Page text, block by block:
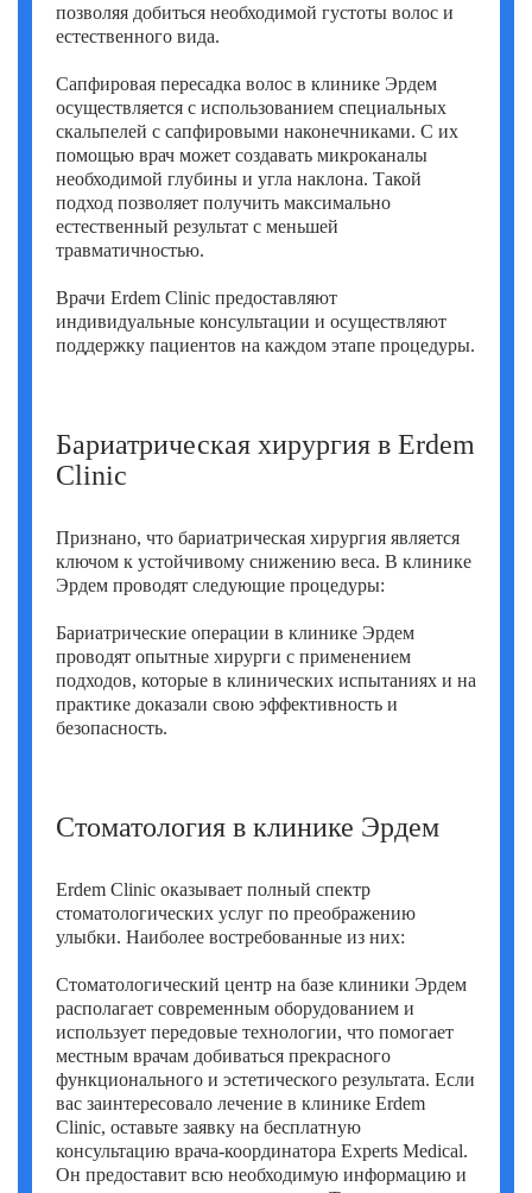
позволяя добиться необходимой густоты волос и
естественного вида.
Сапфировая пересадка волос в клинике Эрдем
осуществляется с использованием специальных
скальпелей с сапфировыми наконечниками. С их
помощью врач может создавать микроканалы
необходимой глубины и угла наклона. Такой
подход позволяет получить максимально
естественный результат с меньшей
травматичностью.
Врачи Erdem Clinic предоставляют
индивидуальные консультации и осуществляют
поддержку пациентов на каждом этапе процедуры.
Бариатрическая хирургия в Erdem
Clinic
Признано, что бариатрическая хирургия является
ключом к устойчивому снижению веса. В клинике
Эрдем проводят следующие процедуры:
Бариатрические операции в клинике Эрдем
проводят опытные хирурги с применением
подходов, которые в клинических испытаниях и на
практике доказали свою эффективность и
безопасность.
Стоматология в клинике Эрдем
Erdem Clinic оказывает полный спектр
стоматологических услуг по преображению
улыбки. Наиболее востребованные из них:
Стоматологический центр на базе клиники Эрдем
располагает современным оборудованием и
использует передовые технологии, что помогает
местным врачам добиваться прекрасного
функционального и эстетического результата. Если
вас заинтересовало лечение в клинике Erdem
Clinic, оставьте заявку на бесплатную
консультацию врача-координатора Experts Medical.
Он предоставит всю необходимую информацию и